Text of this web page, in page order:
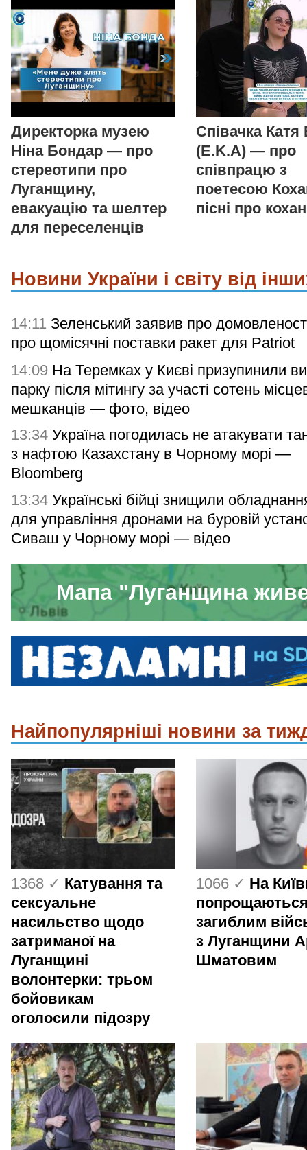
Директорка музею
Ніна Бондар — про
стереотипи про
Луганщину,
евакуацію та шелтер
для переселенців
Співачка Катя
(E.K.A) — про
співпрацю з
поетесою
пісні про
Новини України і світу від
14:11 Зеленський заявив про
про щомісячні поставки ракет для Patriot
14:09 На Теремках у Києві призупинили
парку після мітингу за участі сотень
мешканців — фото, відео
13:34 Україна погодилась не атакувати
з нафтою Казахстану в Чорному морі —
Bloomberg
13:34 Українські бійці знищили
для управління дронами на буровій
Сиваш у Чорному морі — відео
Мапа "Луганщина
Найпопулярніші новини за
1368 ✓ Катування та
сексуальне
насильство щодо
затриманої на
Луганщині
волонтерки: трьом
бойовикам
оголосили підозру
1066 ✓ На
загиблим
з Луганщини
Шматовим